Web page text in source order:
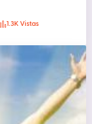
1.3K Vistas